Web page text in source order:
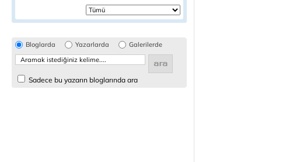
Bloglarda Yazarlarda Galerilerde
Sadece bu yazarın bloglarında ara